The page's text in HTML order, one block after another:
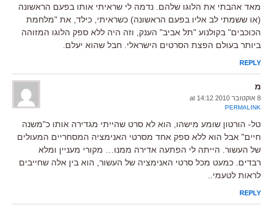
מאד אהבתי את הלוגו שלהם. נדמה לי שראיתי אותו בפעם הראשונה
(או ששמתי לב אליו בפעם הראשונה) כשראיתי, כילד, את "מלחמת
הכוכבים" בקולנוע "תל אביב" הענק, וזה היה ללא ספק הלוגו המזוהה
ביותר בעולם הפצת הסרטים הישראלי. חבל שהוא יעלם.
REPLY
מ
8 אוקטובר 2010 at 14:12
PERMALINK
טל- הורטון שומע מישהו, הוא לא סרט שהייתי מגדירה אותו כ"משנה
חיים" אבל הוא ללא ספק אחד מסרטי האנימציה המסחריים המעולים
של העשור. הייתה לי הפתעה אדירה ממנו… מקורי מעניין ומלא
רבדים. כמעט מכל סרטי האנימציה של העשור, הוא בין אלה שחייבים
לראות לטעמי..
REPLY